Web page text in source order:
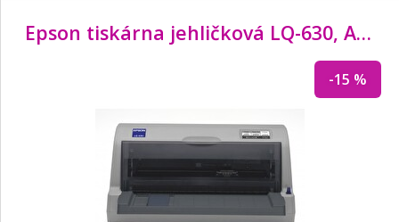
Star Micronics
Xiaomi
Epson tiskárna jehličková LQ-630, A4, 24 jehel, 360 zn/
-15 %